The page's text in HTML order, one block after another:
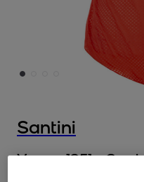
Santini
Varese 1951 -